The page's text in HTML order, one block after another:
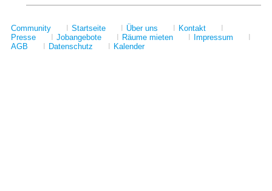
Community Startseite Über uns Kontakt
Presse
Jobangebote Räume mieten Impressum
AGB
Datenschutz Kalender